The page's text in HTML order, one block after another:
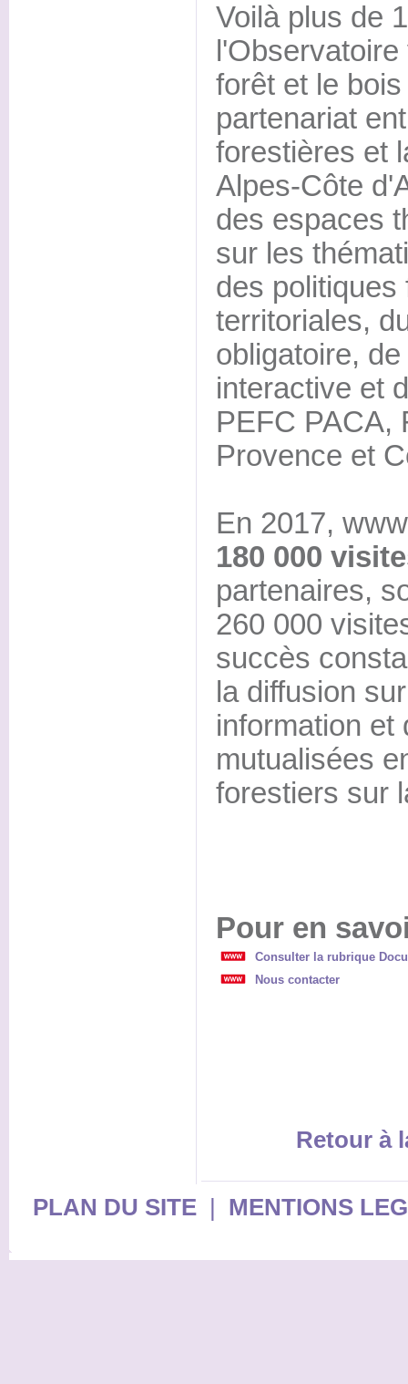
Voilà plus de
forêt et le
partenariat
forestières et
Alpes-Côte
des espaces
sur les
des politiques
territoriales,
obligatoire,
interactive et
PEFC PACA,
Provence et
En 2017,
180 000
partenaires,
260 000
succès
la diffusion
information et
mutualisées
forestiers sur
Pour en
Consulter la rubrique
Nous contacter
Retour à
PLAN DU SITE| MENTIONS